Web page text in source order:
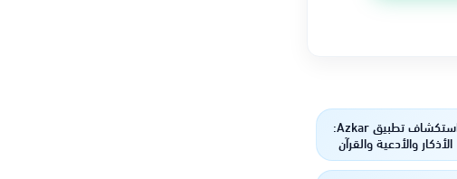
استكشاف تطبيق Azkar:
الأذكار والأدعية والقرآن
في متناول يدك